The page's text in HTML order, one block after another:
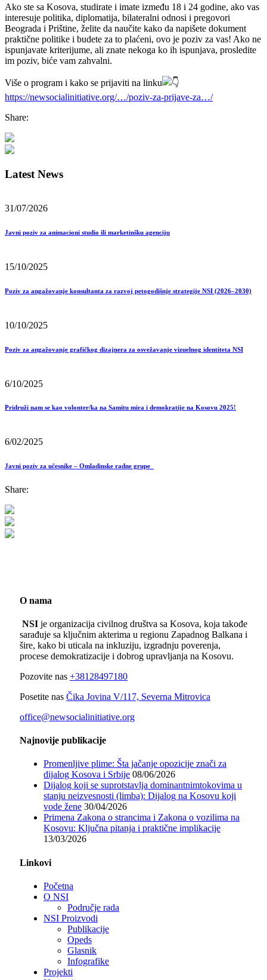
Ako ste sa Kosova, studirate i imate između 18 i 24 godine, ako vas
interesuje politika, diplomatija, bilateralni odnosi i pregovori
Beograda i Prištine, želite da naučite kako da napišete dokument
praktične politike i budete za to plaćeni, ovo je poziv za vas! Ako ne
ispunjavate kriterijume, ali znate nekoga ko ih ispunjava, prosledite
im poziv, biće vam zahvalni.
Više o program i kako se prijaviti na linku
https://newsocialinitiative.org/…/poziv-za-prijave-za…/
Share:
Latest News
31/07/2026
Javni poziv za animacioni studio ili marketinšku agenciju
15/10/2025
Poziv za angažovanje konsultanta za razvoj petogodišnje strategije NSI (2026–2030)
10/10/2025
Poziv za angažovanje grafičkog dizajnera za osvežavanje vizuelnog identiteta NSI
6/10/2025
Pridruži nam se kao volonter/ka na Samitu mira i demokratije na Kosovu 2025!
6/02/2025
Javni poziv za učesnike – Omladinske radne grupe
Share:
O nama
NSI je organizacija civilnog društva sa Kosova, koja takođe
sarađuje sa ključnim akterima u regionu Zapadnog Balkana i
šire, kako bi uticala na inkluziju, izgradnju poverenja,
procese demokratizacije i dobrog upravljanja na Kosovu.
Pozovite nas +38128497180
Posetite nas Čika Jovina V/117, Severna Mitrovica
office@newsocialinitiative.org
Najnovije publikacije
Promenljive plime: Šta jačanje opozicije znači za
dijalog Kosova i Srbije 08/06/2026
Dijalog koji se suprotstavlja dominantnimtokovima u
stanju neizvesnosti (limba): Dijalog na Kosovu koji
vode žene 30/04/2026
Primena Zakona o strancima i Zakona o vozilima na
Kosovu: Ključna pitanja i praktične implikacije
13/03/2026
Linkovi
Početna
O NSI
Područje rada
NSI Proizvodi
Publikacije
Opeds
Glasnik
Infografike
Projekti